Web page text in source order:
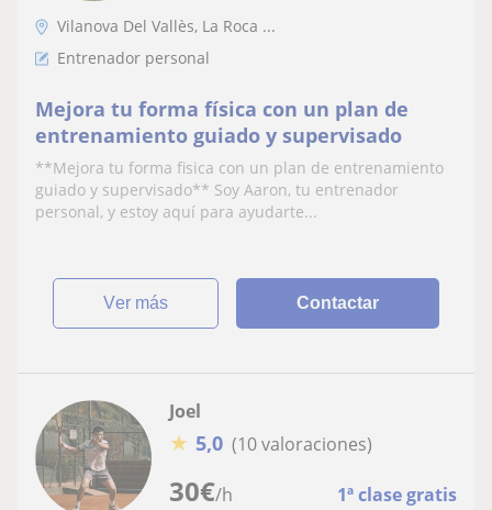
Vilanova Del Vallès, La Roca ...
Entrenador personal
Mejora tu forma física con un plan de
entrenamiento guiado y supervisado
**Mejora tu forma fisica con un plan de entrenamiento
guiado y supervisado** Soy Aaron, tu entrenador
personal, y estoy aquí para ayudarte...
ver más Contactar
30€/h 1ª clase gratis
Joel
★ 5,0 (10 valoraciones)